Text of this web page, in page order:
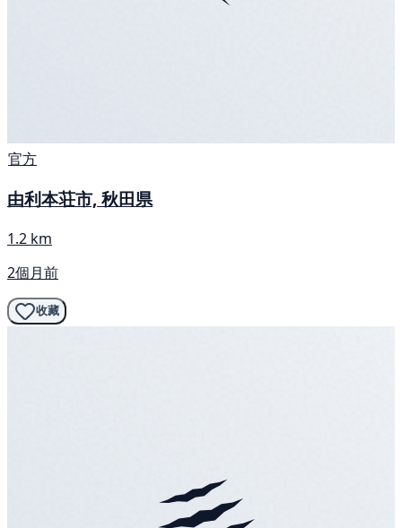
官方
由利本荘市, 秋田県
1.2 km
2個月前
收藏